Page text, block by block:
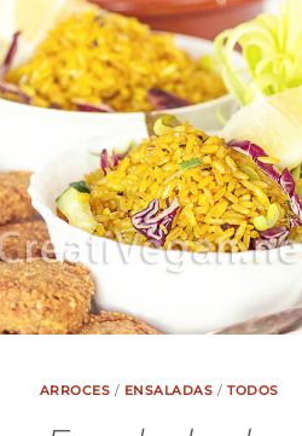
NUECES
Y
PASTA
ARROCES / ENSALADAS /TODOS